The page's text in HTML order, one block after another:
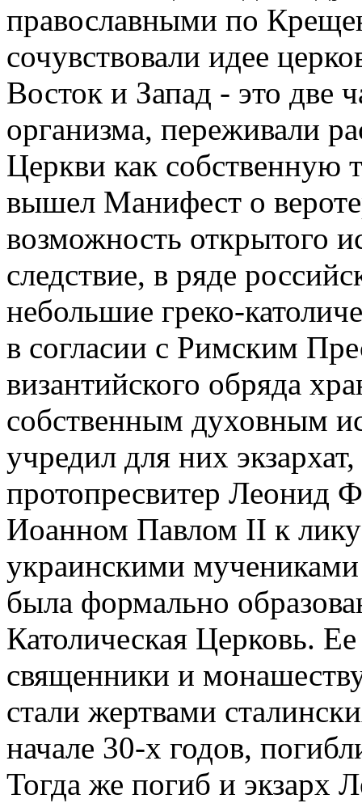
православными по
сочувствовали идее
Восток и Запад - это две
организма, переживали
Церкви как собственную
вышел Манифест о
возможность открытого
следствие, в ряде
небольшие греко-
в согласии с Римским
византийского обряда
собственным духовным
учредил для них
протопресвитер Леонид
Иоанном Павлом II к
украинскими
была формально
Католическая Церковь.
священники и
стали жертвами
начале 30-х годов,
Тогда же погиб и экзарх